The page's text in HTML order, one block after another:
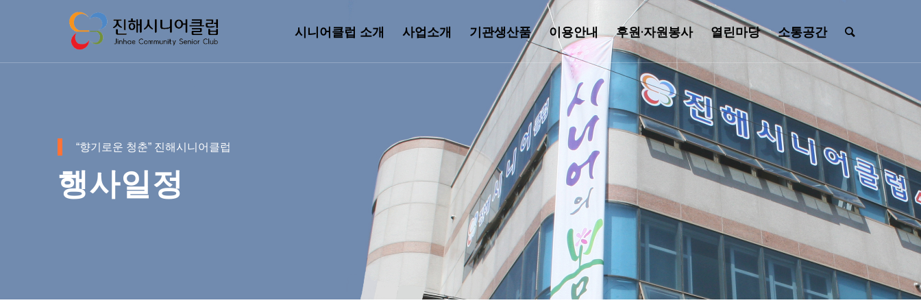
시니어클럽 소개 사업소개 기관생산품 이용안내 후원·자원봉사 열린마당 소통공간
“향기로운 청춘” 진해시니어클럽
행사일정